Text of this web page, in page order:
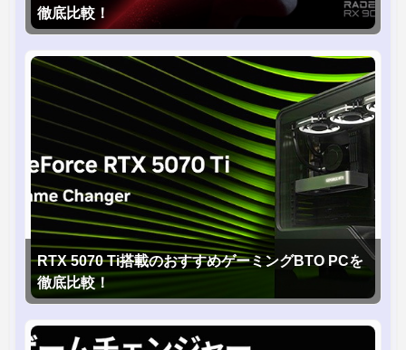
徹底比較！
RTX 5070 Ti搭載のおすすめゲーミングBTO PCを
徹底比較！